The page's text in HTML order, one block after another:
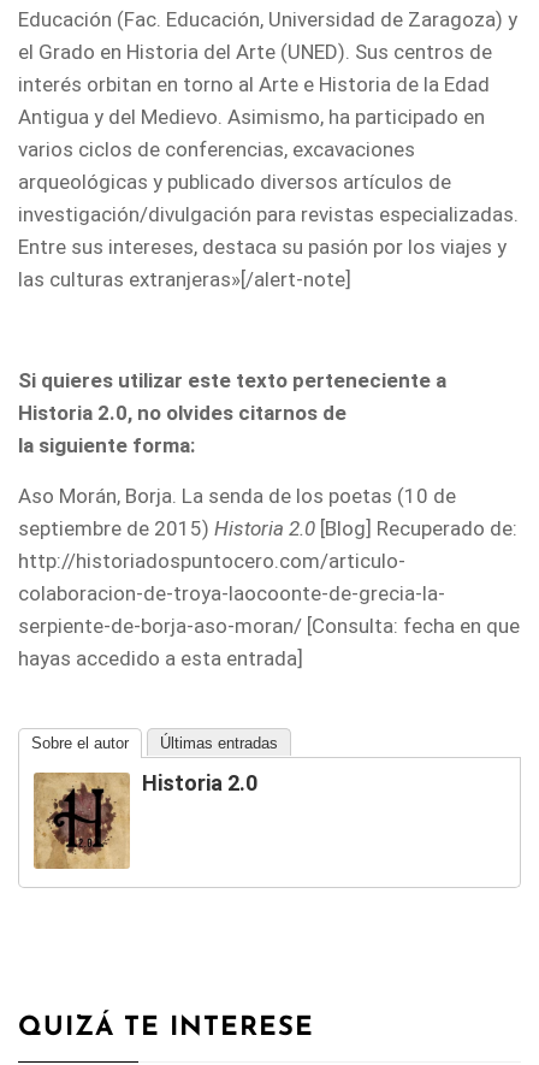
Educación (Fac. Educación, Universidad de Zaragoza) y
el Grado en Historia del Arte (UNED). Sus centros de
interés orbitan en torno al Arte e Historia de la Edad
Antigua y del Medievo. Asimismo, ha participado en
varios ciclos de conferencias, excavaciones
arqueológicas y publicado diversos artículos de
investigación/divulgación para revistas especializadas.
Entre sus intereses, destaca su pasión por los viajes y
las culturas extranjeras»[/alert-note]
Si quieres utilizar este texto perteneciente a
Historia 2.0, no olvides citarnos de
la siguiente forma:
Aso Morán, Borja. La senda de los poetas (10 de
septiembre de 2015) Historia 2.0 [Blog] Recuperado de:
http://historiadospuntocero.com/articulo-
colaboracion-de-troya-laocoonte-de-grecia-la-
serpiente-de-borja-aso-moran/ [Consulta: fecha en que
hayas accedido a esta entrada]
Sobre el autor Últimas entradas
Historia 2.0
QUIZÁ TE INTERESE